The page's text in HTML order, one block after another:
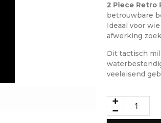
2 Piece Retro
betrouwbare
Ideaal voor
afwerking
Dit tactisch
veeleisend